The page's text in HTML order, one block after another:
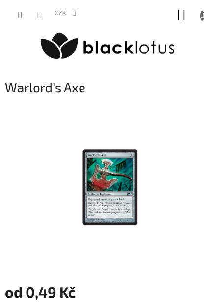
CZK
Warlord's Axe
od 0,49 Kč